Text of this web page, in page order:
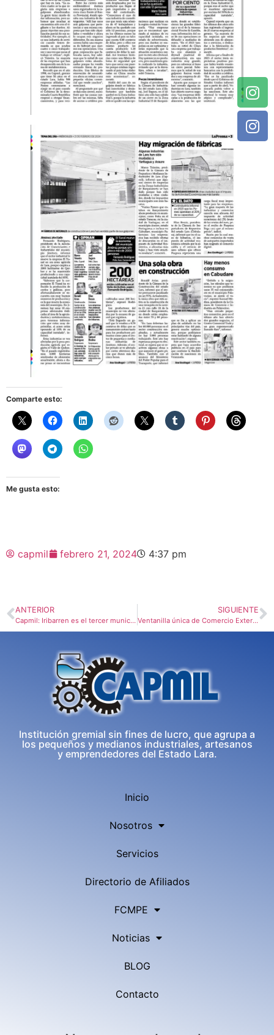
Comparte esto:
Me gusta esto:
capmil febrero 21, 2024 4:37 pm
ANTERIOR
Capmil: Iribarren es el tercer municipio más caro de Venezuela
SIGUIENTE
Ventanilla única de Comercio Exterior
Institución gremial sin fines de lucro, que agrupa a
los pequeños y medianos industriales, artesanos
y emprendedores del Estado Lara.
Inicio
Nosotros
Servicios
Directorio de Afiliados
FCMPE
Noticias
BLOG
Contacto